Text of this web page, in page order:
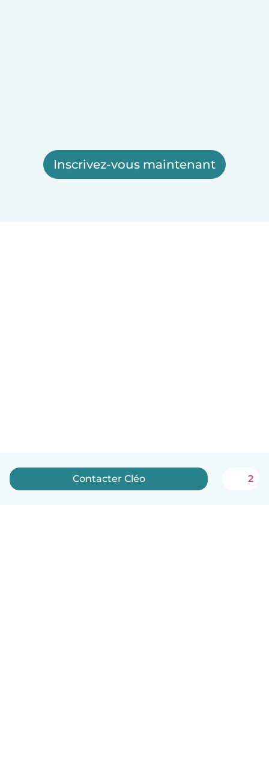
Inscrivez-vous maintenant
Contacter Cléo 2